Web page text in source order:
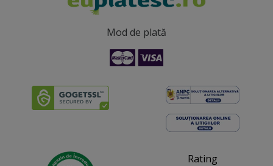
Mod de plată
Rating